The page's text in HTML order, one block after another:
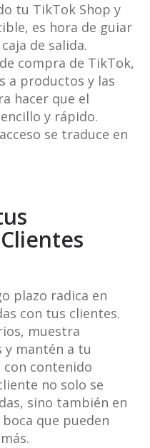
tu TikTok Shop y
es hora de guiar
de salida.
compra de TikTok,
a productos y las
hacer que el
y rápido.
se traduce en
plazo radica en
con tus clientes.
muestra
mantén a tu
contenido
no solo se
sino también en
que pueden